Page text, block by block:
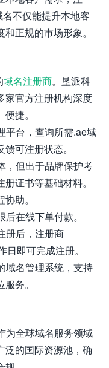
不仅能提升本地客
正规的市场形象。
域名注册商。垦派科
家官方注册机构深度
捷。
平台，查询所需.ae域
可注册状态。
，但出于品牌保护考
证书等基础材料。
助。
在线下单付款。
册后，注册商
即可完成注册。
域名管理系统，支持
务。
为全球域名服务领域
泛的国际资源池，确